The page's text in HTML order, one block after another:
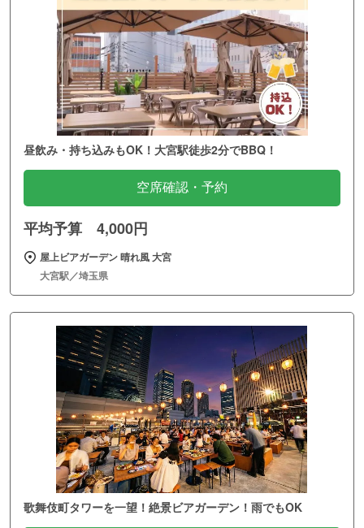
昼飲み・持ち込みもOK！大宮駅徒歩2分でBBQ！
空席確認・予約
平均予算 4,000円
屋上ビアガーデン 晴れ風 大宮
大宮駅／埼玉県
歌舞伎町タワーを一望！絶景ビアガーデン！雨でもOK